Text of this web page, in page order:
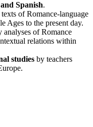
Spanish.
of Romance-language
Ages to the present day.
analyses of Romance
relations within
studies by teachers